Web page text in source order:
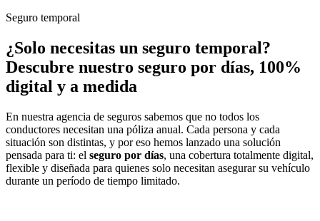
Seguro temporal
¿Solo necesitas un seguro temporal?
Descubre nuestro seguro por días, 100%
digital y a medida
En nuestra agencia de seguros sabemos que no todos los
conductores necesitan una póliza anual. Cada persona y cada
situación son distintas, y por eso hemos lanzado una solución
pensada para ti: el seguro por días, una cobertura totalmente digital,
flexible y diseñada para quienes solo necesitan asegurar su vehículo
durante un período de tiempo limitado.